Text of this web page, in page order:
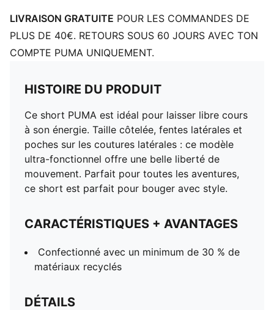
LIVRAISON GRATUITE POUR LES COMMANDES DE
PLUS DE 40€. RETOURS SOUS 60 JOURS AVEC TON
COMPTE PUMA UNIQUEMENT.
HISTOIRE DU PRODUIT
Ce short PUMA est idéal pour laisser libre cours
à son énergie. Taille côtelée, fentes latérales et
poches sur les coutures latérales : ce modèle
ultra-fonctionnel offre une belle liberté de
mouvement. Parfait pour toutes les aventures,
ce short est parfait pour bouger avec style.
CARACTÉRISTIQUES + AVANTAGES
Confectionné avec un minimum de 30 % de
matériaux recyclés
DÉTAILS